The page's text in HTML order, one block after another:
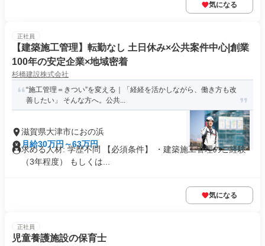
気になる
正社員
【建築施工管理】転勤なし 土日休み×公共案件中心|創業
100年の安定企業×地域密着
杉橋建設株式会社
“施工管理＝きつい”を変える｜「経経を活かしながら、働き方も改
善したい」 そんな方へ。公共...
滋賀県大津市におの浜
月給30万円～63万円
求める人材: 学歴不問 【必須条件】 ・建築施工管理のご経験
（3年程度） もしくは...
気になる
正社員
児童養護施設の保育士